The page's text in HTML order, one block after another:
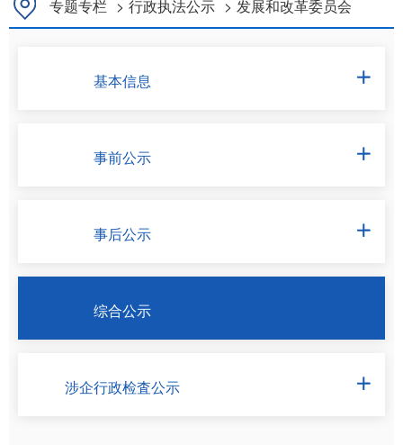
专题专栏 > 行政执法公示 > 发展和改革委员会
基本信息 
事前公示 
事后公示 
综合公示
涉企行政检査公示 